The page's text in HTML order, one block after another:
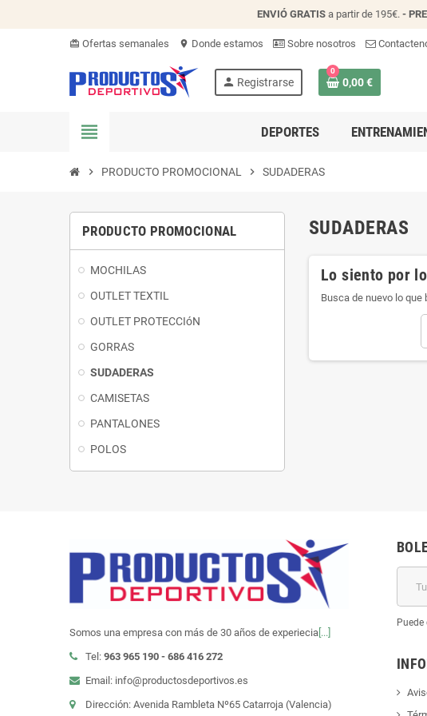
ENVIÓ GRATIS a partir de 195€. -
card_giftcard Ofertas semanales location_on Donde estamos Sobre nosotros
person Registrarse
0
0,00 €
view_headline DEPORTES
chevron_right PRODUCTO PROMOCIONAL chevron_right SUDADERAS
PRODUCTO PROMOCIONAL
MOCHILAS
OUTLET TEXTIL
OUTLET PROTECCIóN
GORRAS
SUDADERAS
CAMISETAS
PANTALONES
POLOS
SUDADERAS
Lo siento por
Busca de nuevo lo que
Somos una empresa con más de 30 años de experiecia [...]
Tel: 963 965 190 - 686 416 272
Email: info@productosdeportivos.es
Dirección: Avenida Rambleta Nº65 Catarroja (Valencia)